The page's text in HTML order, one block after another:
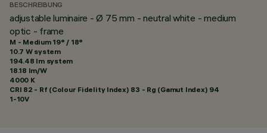
BESCHREIBUNG
adjustable luminaire - Ø 75 mm - neutral white - medium
optic - frame
M - Medium 19° / 18°
10.7 W system
194.48 lm system
18.18 lm/W
4000 K
CRI 82 - Rf (Colour Fidelity Index) 83 - Rg (Gamut Index) 94
1-10V